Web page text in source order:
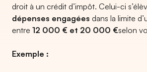
droit à un crédit d’impôt. Celui-ci
dépenses engagées dans la limite
entre 12 000 € et 20 000 €selon
Exemple :